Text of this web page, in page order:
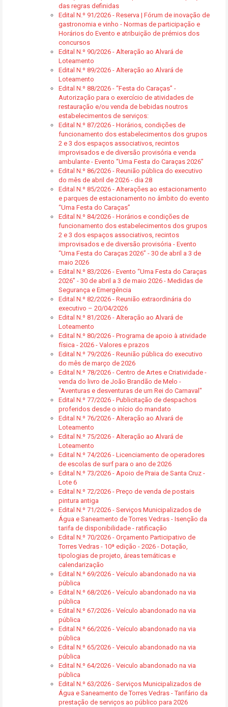
das regras definidas
Edital N.º 91/2026 - Reserva | Fórum de inovação de
gastronomia e vinho - Normas de participação e
Horários do Evento e atribuição de prémios dos
concursos
Edital N.º 90/2026 - Alteração ao Alvará de
Loteamento
Edital N.º 89/2026 - Alteração ao Alvará de
Loteamento
Edital N.º 88/2026 - “Festa do Caraças” -
Autorização para o exercício de atividades de
restauração e/ou venda de bebidas noutros
estabelecimentos de serviços:
Edital N.º 87/2026 - Horários, condições de
funcionamento dos estabelecimentos dos grupos
2 e 3 dos espaços associativos, recintos
improvisados e de diversão provisória e venda
ambulante - Evento “Uma Festa do Caraças 2026”
Edital N.º 86/2026 - Reunião pública do executivo
do mês de abril de 2026 - dia 28
Edital N.º 85/2026 - Alterações ao estacionamento
e parques de estacionamento no âmbito do evento
“Uma Festa do Caraças”
Edital N.º 84/2026 - Horários e condições de
funcionamento dos estabelecimentos dos grupos
2 e 3 dos espaços associativos, recintos
improvisados e de diversão provisória - Evento
“Uma Festa do Caraças 2026” - 30 de abril a 3 de
maio 2026
Edital N.º 83/2026 - Evento “Uma Festa do Caraças
2026” - 30 de abril a 3 de maio 2026 - Medidas de
Segurança e Emergência
Edital N.º 82/2026 - Reunião extraordinária do
executivo – 20/04/2026
Edital N.º 81/2026 - Alteração ao Alvará de
Loteamento
Edital N.º 80/2026 - Programa de apoio à atividade
física - 2026 - Valores e prazos
Edital N.º 79/2026 - Reunião pública do executivo
do mês de março de 2026
Edital N.º 78/2026 - Centro de Artes e Criatividade -
venda do livro de João Brandão de Melo -
"Aventuras e desventuras de um Rei do Carnaval"
Edital N.º 77/2026 - Publicitação de despachos
proferidos desde o início do mandato
Edital N.º 76/2026 - Alteração ao Alvará de
Loteamento
Edital N.º 75/2026 - Alteração ao Alvará de
Loteamento
Edital N.º 74/2026 - Licenciamento de operadores
de escolas de surf para o ano de 2026
Edital N.º 73/2026 - Apoio de Praia de Santa Cruz -
Lote 6
Edital N.º 72/2026 - Preço de venda de postais
pintura antiga
Edital N.º 71/2026 - Serviços Municipalizados de
Água e Saneamento de Torres Vedras - Isenção da
tarifa de disponibilidade - ratificação
Edital N.º 70/2026 - Orçamento Participativo de
Torres Vedras - 10ª edição - 2026 - Dotação,
tipologias de projeto, áreas temáticas e
calendarização
Edital N.º 69/2026 - Veículo abandonado na via
pública
Edital N.º 68/2026 - Veículo abandonado na via
pública
Edital N.º 67/2026 - Veículo abandonado na via
pública
Edital N.º 66/2026 - Veículo abandonado na via
pública
Edital N.º 65/2026 - Veiculo abandonado na via
pública
Edital N.º 64/2026 - Veiculo abandonado na via
pública
Edital N.º 63/2026 - Serviços Municipalizados de
Água e Saneamento de Torres Vedras - Tarifário da
prestação de serviços ao público para 2026